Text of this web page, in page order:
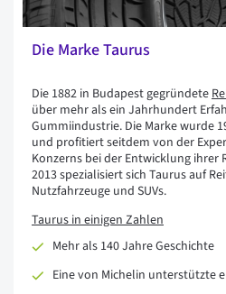
Die Marke Taurus
Die 1882 in Budapest gegründete
über mehr als ein Jahrhundert
Gummiindustrie. Die Marke wurde
und profitiert seitdem von der
Konzerns bei der Entwicklung ihrer
2013 spezialisiert sich Taurus auf
Nutzfahrzeuge und SUVs.
Taurus in einigen Zahlen
Mehr als 140 Jahre Geschichte
Eine von Michelin unterstützte